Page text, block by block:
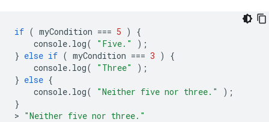
if ( myCondition === 5 )
{
console. log( "Five."
);
} else if ( myCondition === 3 )
{
console. log( "Three"
);
} else {
console. log( "Neither five nor three."
);
}
> "Neither five nor three."